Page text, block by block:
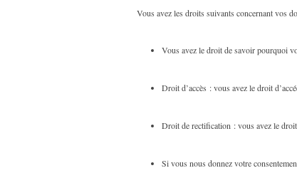
Vous avez les droits suivants concernant vos
Vous avez le droit de savoir pourquoi
Droit d’accès : vous avez le droit
Droit de rectification : vous avez le
Si vous nous donnez votre